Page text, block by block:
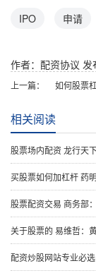
IPO 申请
作者：配资协议 发
上一篇：
相关阅读
股票场内配资 龙行天
买股票如何加杠杆 药明
股票配资交易 商务部
关于股票的 易维哲：
配资炒股网站专业必选 市